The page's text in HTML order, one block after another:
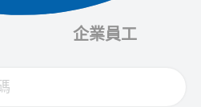
企業員工